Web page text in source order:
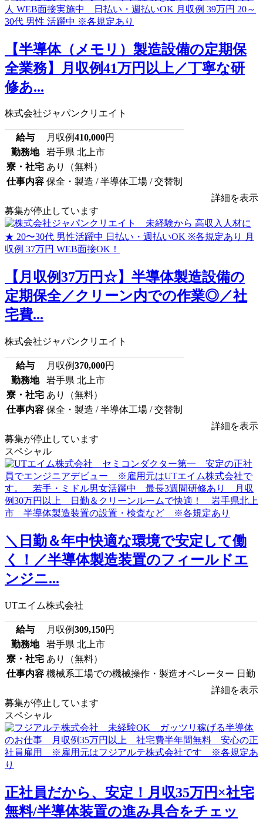
【半導体（メモリ）製造設備の定期保
全業務】月収例41万円以上／丁寧な研
修あ...
株式会社ジャパンクリエイト
給与 月収例410,000円
勤務地
岩手県 北上市
寮・社宅 あり（無料）
仕事内容 保全・製造 / 半導体工場 / 交替制
詳細を表示
募集が停止しています
【月収例37万円☆】半導体製造設備の
定期保全／クリーン内での作業◎／社
宅費...
株式会社ジャパンクリエイト
給与 月収例370,000円
勤務地
岩手県 北上市
寮・社宅 あり（無料）
仕事内容 保全・製造 / 半導体工場 / 交替制
詳細を表示
募集が停止しています
スペシャル
＼日勤＆年中快適な環境で安定して働
く！／半導体製造装置のフィールドエ
ンジニ...
UTエイム株式会社
給与 月収例309,150円
勤務地
岩手県 北上市
寮・社宅 あり（無料）
仕事内容 機械系工場での機械操作・製造オペレーター 日勤
詳細を表示
募集が停止しています
スペシャル
正社員だから、安定！月収35万円×社宅
無料/半導体装置の進み具合をチェッ